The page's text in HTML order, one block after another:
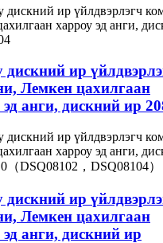
дискний ир
Лемкен цахилгаан
эд анги, дискний ир
дискний ир
Лемкен цахилгаан
анги, дискний ир